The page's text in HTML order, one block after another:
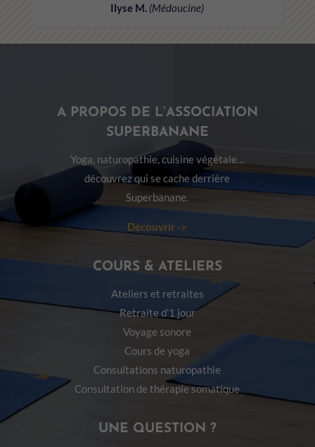
Ilyse M. (Médoucine)
A PROPOS DE L’ASSOCIATION
SUPERBANANE
Yoga, naturopathie, cuisine végétale…
découvrez qui se cache derrière
Superbanane.
Découvrir ->
COURS & ATELIERS
Ateliers et retraites
Retraite d’1 jour
Voyage sonore
Cours de yoga
Consultations naturopathie
Consultation de thérapie somatique
UNE QUESTION ?